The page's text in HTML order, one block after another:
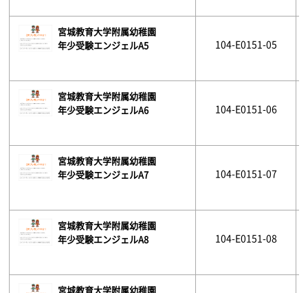
宮城教育大学附属幼稚園
年少受験エンジェルA5
104-E0151-05
宮城教育大学附属幼稚園
年少受験エンジェルA6
104-E0151-06
宮城教育大学附属幼稚園
年少受験エンジェルA7
104-E0151-07
宮城教育大学附属幼稚園
年少受験エンジェルA8
104-E0151-08
宮城教育大学附属幼稚園